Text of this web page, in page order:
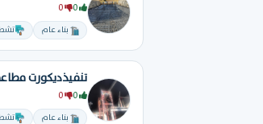
بناء عام
بناء عام